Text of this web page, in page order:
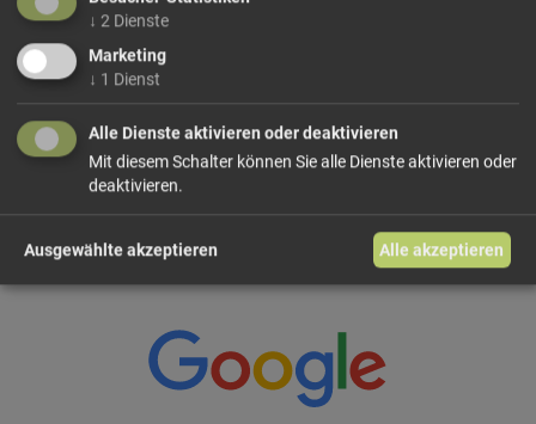
Größe: 15 Filter
weiter einkaufen
Teile dieses Produkt auf:
↓ 2 Dienste
Marketing
↓ 1 Dienst
Alle Dienste aktivieren oder deaktivieren
Mit diesem Schalter können Sie alle Dienste aktivieren oder
deaktivieren.
Ausgewählte akzeptieren Alle akzeptieren